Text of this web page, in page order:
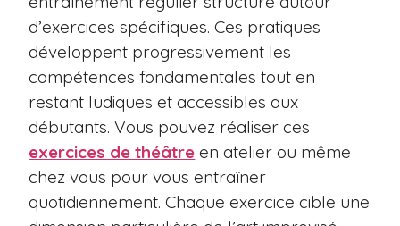
d’exercices spécifiques. Ces pratiques
développent progressivement les
compétences fondamentales tout en
restant ludiques et accessibles aux
débutants. Vous pouvez réaliser ces
exercices de théâtre en atelier ou même
chez vous pour vous entraîner
quotidiennement. Chaque exercice cible une